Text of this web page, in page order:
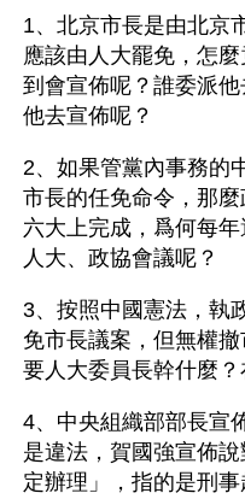
1、北京市長是由北京
應該由人大罷免，怎
到會宣佈呢？誰委派
他去宣佈呢？
2、如果管黨內事務的
市長的任免命令，那
六大上完成，爲何每
人大、政協會議呢？
3、按照中國憲法，執
免市長議案，但無權
要人大委員長幹什麼
4、中央組織部部長宣
是違法，賀國強宣佈
定辦理」，指的是刑